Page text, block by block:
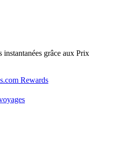
instantanées grâce aux Prix
Rewards